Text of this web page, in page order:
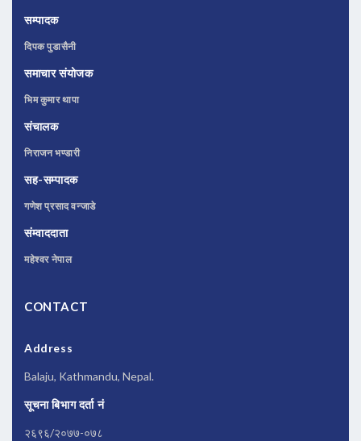
सम्पादक
दिपक पुडासैनी
समाचार संयोजक
भिम कुमार थापा
संचालक
निराजन भण्डारी
सह-सम्पादक
गणेश प्रसाद वन्जाडे
संम्वाददाता
महेश्वर नेपाल
CONTACT
Address
Balaju, Kathmandu, Nepal.
सूचना बिभाग दर्ता नं
२६९६/२०७७-०७८